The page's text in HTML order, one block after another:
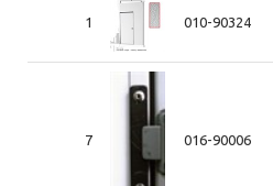
1 010-90324
7 016-90006